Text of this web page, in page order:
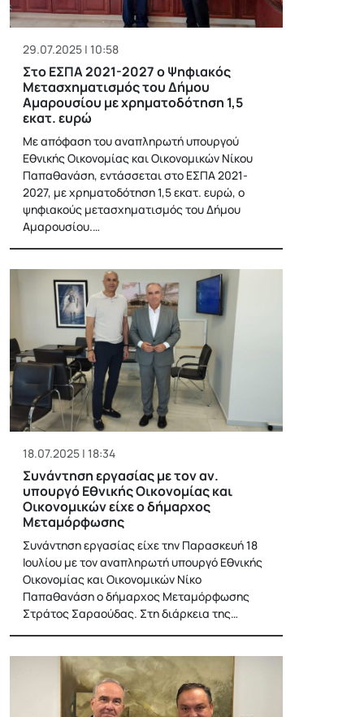
29.07.2025 | 10:58
Στο ΕΣΠΑ 2021-2027 ο Ψηφιακός
Μετασχηματισμός του Δήμου
Αμαρουσίου με χρηματοδότηση 1,5
εκατ. ευρώ
Με απόφαση του αναπληρωτή υπουργού
Εθνικής Οικονομίας και Οικονομικών Νίκου
Παπαθανάση, εντάσσεται στο ΕΣΠΑ 2021-
2027, με χρηματοδότηση 1,5 εκατ. ευρώ, ο
ψηφιακούς μετασχηματισμός του Δήμου
Αμαρουσίου.…
18.07.2025 | 18:34
Συνάντηση εργασίας με τον αν.
υπουργό Εθνικής Οικονομίας και
Οικονομικών είχε ο δήμαρχος
Μεταμόρφωσης
Συνάντηση εργασίας είχε την Παρασκευή 18
Ιουλίου με τον αναπληρωτή υπουργό Εθνικής
Οικονομίας και Οικονομικών Νίκο
Παπαθανάση ο δήμαρχος Μεταμόρφωσης
Στράτος Σαραούδας. Στη διάρκεια της…